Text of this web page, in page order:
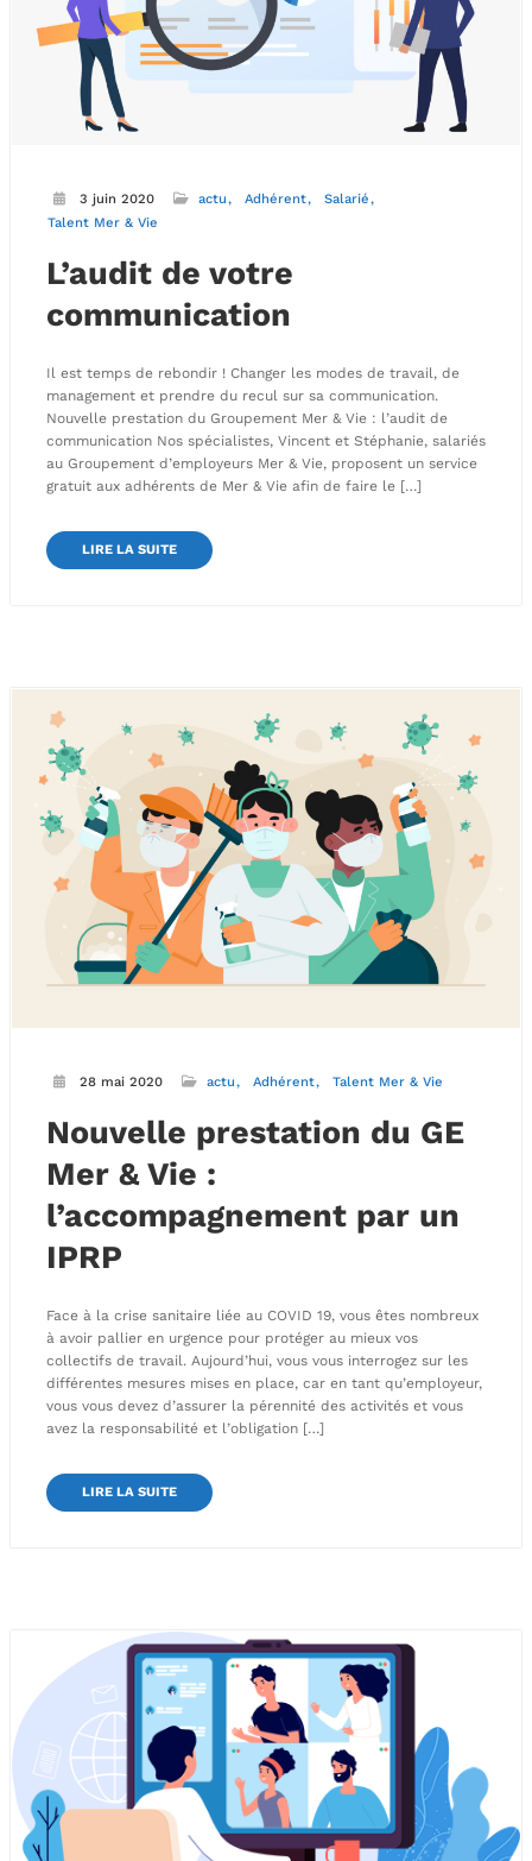
3 juin 2020 actu Adhérent
Salarié
Talent Mer & Vie
L’audit de votre
communication
Il est temps de rebondir ! Changer les modes de travail, de
management et prendre du recul sur sa communication.
Nouvelle prestation du Groupement Mer & Vie : l’audit de
communication Nos spécialistes, Vincent et Stéphanie, salariés
au Groupement d’employeurs Mer & Vie, proposent un service
gratuit aux adhérents de Mer & Vie afin de faire le […]
LIRE LA SUITE
28 mai 2020 actu Adhérent Talent Mer & Vie
Nouvelle prestation du GE
Mer & Vie :
l’accompagnement par un
IPRP
Face à la crise sanitaire liée au COVID 19, vous êtes nombreux
à avoir pallier en urgence pour protéger au mieux vos
collectifs de travail. Aujourd’hui, vous vous interrogez sur les
différentes mesures mises en place, car en tant qu’employeur,
vous vous devez d’assurer la pérennité des activités et vous
avez la responsabilité et l’obligation […]
LIRE LA SUITE